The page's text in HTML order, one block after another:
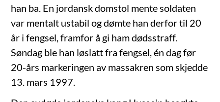
han ba. En jordansk domstol mente soldaten
var mentalt ustabil og dømte han derfor til 20
år i fengsel, framfor å gi ham dødsstraff.
Søndag ble han løslatt fra fengsel, én dag før
20-års markeringen av massakren som skjedde
13. mars 1997.